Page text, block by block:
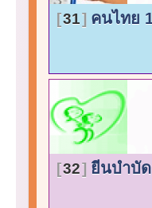
31 คนไทย
32 ยีนบำบั